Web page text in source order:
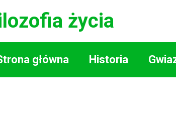
życia
główna Historia